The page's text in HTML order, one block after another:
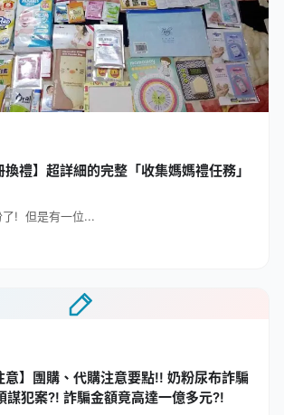
換禮】超詳細的完整「收集媽媽禮任務」
! 但是有一位...
意】團購、代購注意要點!! 奶粉尿布詐騙
謀犯案?! 詐騙金額竟高達一億多元?!